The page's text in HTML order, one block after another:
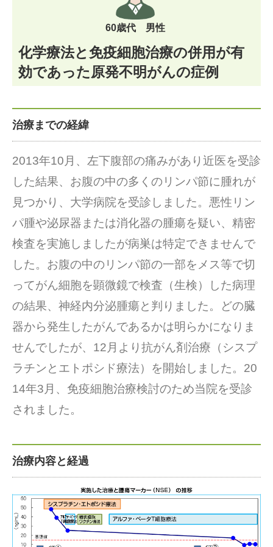
60歳代 男性
化学療法と免疫細胞治療の併用が有
効であった原発不明がんの症例
治療までの経緯
2013年10月、左下腹部の痛みがあり近医を受診
した結果、お腹の中の多くのリンパ節に腫れが
見つかり、大学病院を受診しました。悪性リン
パ腫や泌尿器または消化器の腫瘍を疑い、精密
検査を実施しましたが病巣は特定できませんで
した。お腹の中のリンパ節の一部をメス等で切
ってがん細胞を顕微鏡で検査（生検）した病理
の結果、神経内分泌腫瘍と判りました。どの臓
器から発生したがんであるかは明らかになりま
せんでしたが、12月より抗がん剤治療（シスプ
ラチンとエトポシド療法）を開始しました。20
14年3月、免疫細胞治療検討のため当院を受診
されました。
治療内容と経過